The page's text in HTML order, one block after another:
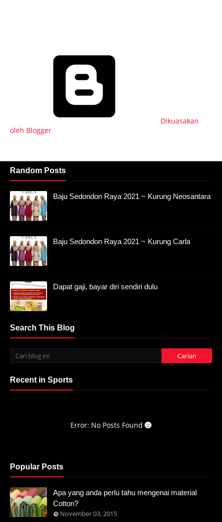
Dikuasakan
oleh Blogger
Random Posts
Baju Sedondon Raya 2021 ~ Kurung Neosantara
Baju Sedondon Raya 2021 ~ Kurung Carla
Dapat gaji, bayar diri sendiri dulu
Search This Blog
Recent in Sports
Error: No Posts Found
Popular Posts
Apa yang anda perlu tahu mengenai material
Cotton?
November 03, 2015